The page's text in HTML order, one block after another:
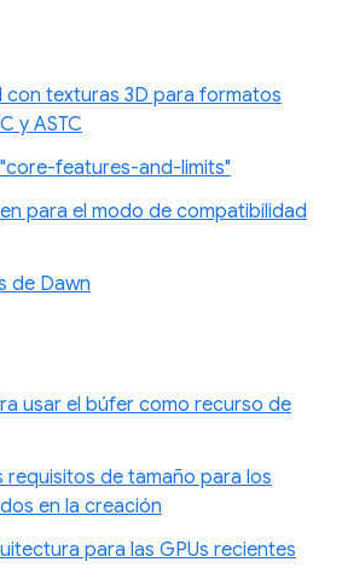
con texturas 3D para formatos
y ASTC
features-and-limits"
para el modo de compatibilidad
de Dawn
usar el búfer como recurso de
requisitos de tamaño para los
en la creación
para las GPUs recientes